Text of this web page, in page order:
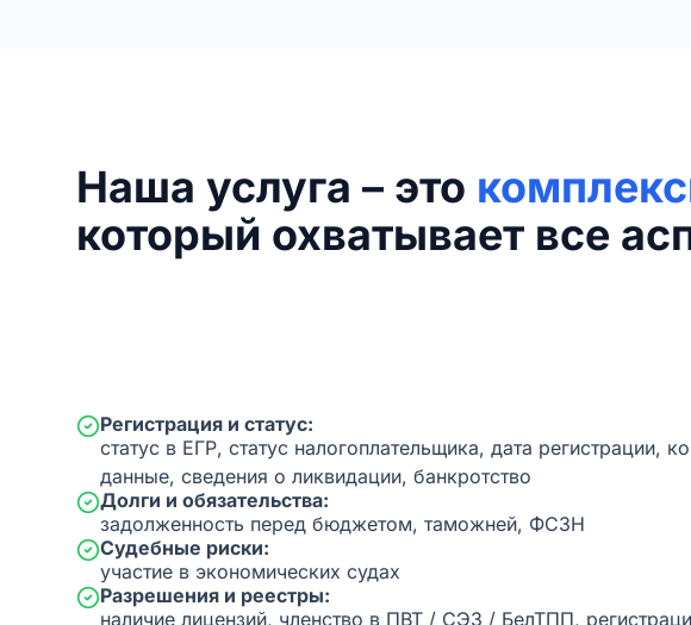
Наша услуга – это
который охватывает все
Регистрация и статус:
статус в ЕГР, статус налогоплательщика, дата регистрации,
данные, сведения о ликвидации, банкротство
Долги и обязательства:
задолженность перед бюджетом, таможней, ФСЗН
Судебные риски:
участие в экономических судах
Разрешения и реестры:
наличие лицензий, членство в ПВТ / СЭЗ / БелТПП,